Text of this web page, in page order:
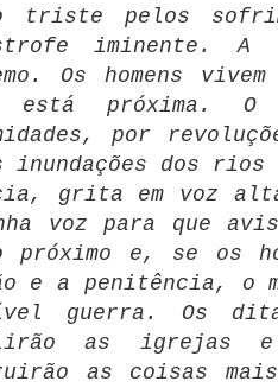
triste pelos
iminente. A
Os homens
está próxima. O
por
inundações dos rios
grita em voz
voz para que
próximo e, se os
e a penitência, o
guerra. Os
as igrejas
as coisas